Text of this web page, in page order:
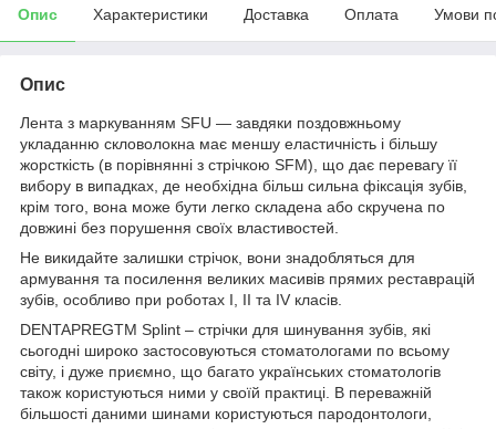
Опис Характеристики Доставка Оплата Умови
Опис
Лента з маркуванням SFU — завдяки поздовжньому
укладанню скловолокна має меншу еластичність і більшу
жорсткість (в порівнянні з стрічкою SFM), що дає перевагу її
вибору в випадках, де необхідна більш сильна фіксація зубів,
крім того, вона може бути легко складена або скручена по
довжині без порушення своїх властивостей.
Не викидайте залишки стрічок, вони знадобляться для
армування та посилення великих масивів прямих реставрацій
зубів, особливо при роботах I, II та IV класів.
DENTAPREGTM Splint – стрічки для шинування зубів, які
сьогодні широко застосовуються стоматологами по всьому
світу, і дуже приємно, що багато українських стоматологів
також користуються ними у своїй практиці. В переважній
більшості даними шинами користуються пародонтологи,